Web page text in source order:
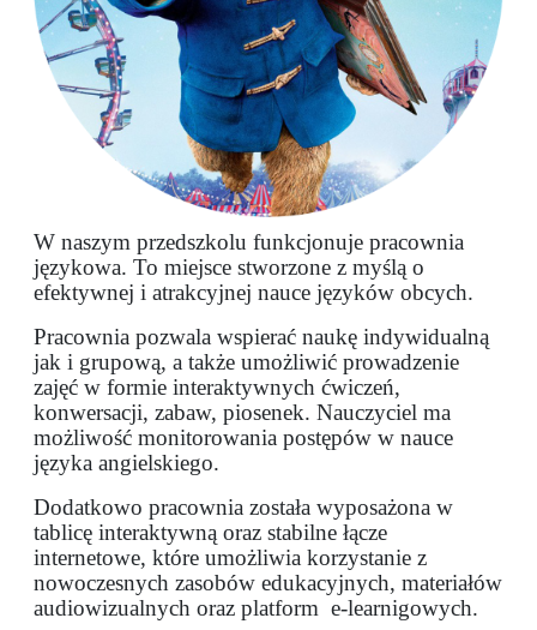
W naszym przedszkolu funkcjonuje pracownia
językowa. To miejsce stworzone z myślą o
efektywnej i atrakcyjnej nauce języków obcych.
Pracownia pozwala wspierać naukę indywidualną
jak i grupową, a także umożliwić prowadzenie
zajęć w formie interaktywnych ćwiczeń,
konwersacji, zabaw, piosenek. Nauczyciel ma
możliwość monitorowania postępów w nauce
języka angielskiego.
Dodatkowo pracownia została wyposażona w
tablicę interaktywną oraz stabilne łącze
internetowe, które umożliwia korzystanie z
nowoczesnych zasobów edukacyjnych, materiałów
audiowizualnych oraz platform e-learnigowych.